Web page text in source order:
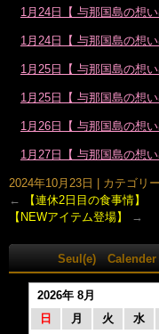
1月24日【 与那国島の想い
1月24日【 与那国島の想い
1月25日【 与那国島の想い
1月25日【 与那国島の想い
1月26日【 与那国島の想い
1月27日【 与那国島の想
2024年10月23日 カテゴリ
←
【連休2日目の食事情】
【NEWアイテム登場】
→
Seul(e) Calender
2026年 8月
日
月 火 水